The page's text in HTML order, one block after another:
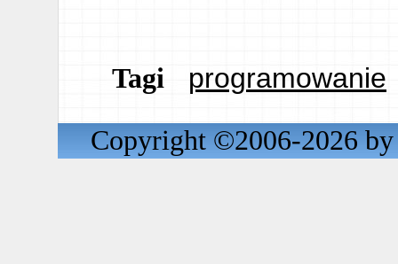
Tagi programowanie
Copyright ©2006-2026